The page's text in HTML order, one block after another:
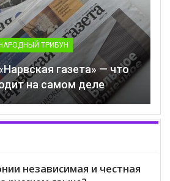
НАРОДНЫЙ ТРИБУН
газета» — что
на самом деле
независимая и честная